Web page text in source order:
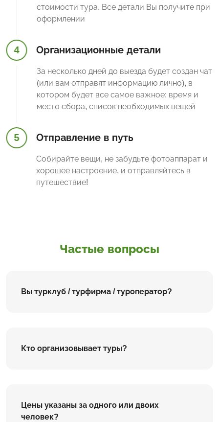
стоимости тура. Все детали Вы получите при
оформлении
4 Организационные детали
За несколько дней до выезда будет создан чат
(или вам отправят информацию лично), в
котором будет все самое важное: время и
место сбора, список необходимых вещей
5 Отправление в путь
Собирайте вещи, не забудьте фотоаппарат и
хорошее настроение, и отправляйтесь в
путешествие!
Частые вопросы
Вы турклуб / турфирма / туроператор?
Кто организовывает туры?
Цены указаны за одного или двоих
человек?